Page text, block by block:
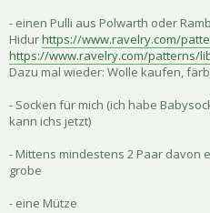
- einen Pulli aus Polwarth oder
Hidurhttps://www.ravelry.com/
https://www.ravelry.com/patterns/
Dazu mal wieder: Wolle kaufen,
- Socken für mich (ich habe
kann ichs jetzt)
- Mittens mindestens 2 Paar davon
grobe
- eine Mütze